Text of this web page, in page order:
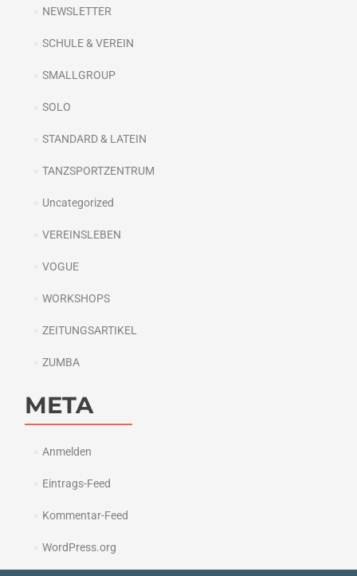
NEWSLETTER
SCHULE & VEREIN
SMALLGROUP
SOLO
STANDARD & LATEIN
TANZSPORTZENTRUM
Uncategorized
VEREINSLEBEN
VOGUE
WORKSHOPS
ZEITUNGSARTIKEL
ZUMBA
META
Anmelden
Eintrags-Feed
Kommentar-Feed
WordPress.org